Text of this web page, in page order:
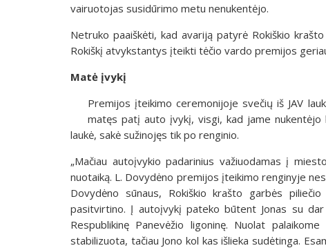
vairuotojas susidūrimo metu nenukentėjo.
Netruko paaiškėti, kad avariją patyrė Rokiškio
Rokiškį atvykstantys įteikti tėčio vardo premijos
Matė įvykį
Premijos įteikimo ceremonijoje svečių iš JAV
matęs patį auto įvykį, visgi, kad jame
laukė, sakė sužinojęs tik po renginio.
„Mačiau autoįvykio padarinius važiuodamas į
nuotaiką. L. Dovydėno premijos įteikimo renginyje
Dovydėno sūnaus, Rokiškio krašto garbės
pasitvirtino. Į autoįvykį pateko būtent Jonas su
Respublikinę Panevėžio ligoninę. Nuolat
stabilizuota, tačiau Jono kol kas išlieka sudėtinga.